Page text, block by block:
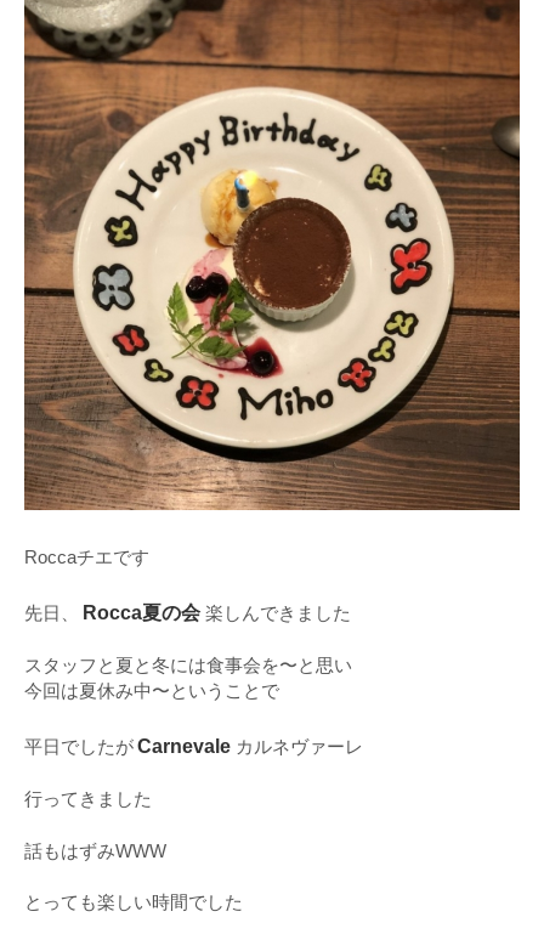
Roccaチエです
先日、 Rocca夏の会 楽しんできました
スタッフと夏と冬には食事会を〜と思い
今回は夏休み中〜ということで
平日でしたが Carnevale カルネヴァーレ
行ってきました
話もはずみWWW
とっても楽しい時間でした